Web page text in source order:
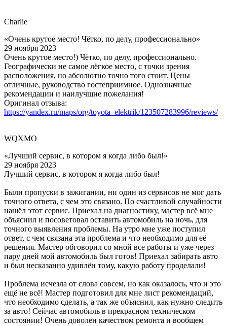
Charlie
«Очень крутое место! Чётко, по делу, профессионально»
29 ноября 2023
Очень крутое место!) Чётко, по делу, профессионально.
Географически не самое лёгкое место, с точки зрения
расположения, но абсолютно точно того стоит. Цены
отличные, руководство гостеприимное. Однозначные
рекомендации и наилучшие пожелания!
Оригинал отзыва:
https://yandex.ru/maps/org/toyota_elektrik/123507283996/reviews/
WQXMO
«Лучший сервис, в котором я когда либо был!»
29 ноября 2023
Лучший сервис, в котором я когда либо был!
Были пропуски в зажигании, ни один из сервисов не мог дать
точного ответа, с чем это связано. По счастливой случайности
нашёл этот сервис. Приехал на диагностику, мастер всё мне
объяснил и посоветовал оставить автомобиль на ночь, для
точного выявления проблемы. На утро мне уже поступил
ответ, с чем связана эта проблема и что необходимо для её
решения. Мастер обговорил со мной все работы и уже через
пару дней мой автомобиль был готов! Приехал забирать авто
и был несказанно удивлён тому, какую работу проделали!
Проблема исчезла от слова совсем, но как оказалось, что и это
ещё не всё! Мастер подготовил для мне лист рекомендаций,
что необходимо сделать, а так же объяснил, как нужно следить
за авто! Сейчас автомобиль в прекрасном техническом
состоянии! Очень доволен качеством ремонта и вообщем